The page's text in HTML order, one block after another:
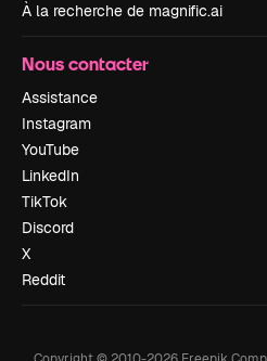
À la recherche de magnific.ai
Nous contacter
Assistance
Instagram
YouTube
LinkedIn
TikTok
Discord
X
Reddit